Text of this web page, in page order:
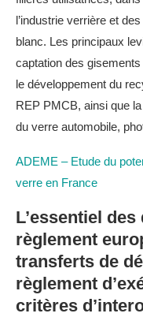
l’industrie verrière et
blanc. Les principaux
captation des
le développement du
REP PMCB, ainsi que
du verre automobile,
ADEME – Etude du
verre en France
L’essentiel
règlement
transferts de
règlement
critères